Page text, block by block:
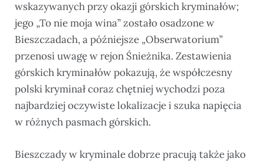
wskazywanych przy okazji górskich kryminałów;
jego „To nie moja wina” zostało osadzone w
Bieszczadach, a późniejsze „Obserwatorium”
przenosi uwagę w rejon Śnieżnika. Zestawienia
górskich kryminałów pokazują, że współczesny
polski kryminał coraz chętniej wychodzi poza
najbardziej oczywiste lokalizacje i szuka napięcia
w różnych pasmach górskich.
Bieszczady w kryminale dobrze pracują także jako